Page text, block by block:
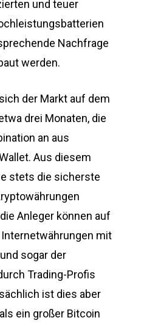
und teuer
Nachfrage
werden.
der Markt auf dem
drei Monaten, die
an aus
Aus diesem
stets die sicherste
Anleger können auf
mit
sogar der
Trading-Profis
ist dies aber
ein großer Bitcoin